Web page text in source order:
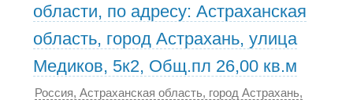
области, по адресу: Астраханская
область, город Астрахань, улица
Медиков, 5к2, Общ.пл 26,00 кв.м
Россия, Астраханская область, город Астрахань,